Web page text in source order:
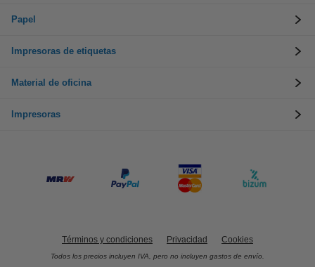
Papel
Impresoras de etiquetas
Material de oficina
Impresoras
Términos y condiciones Privacidad Cookies
Todos los precios incluyen IVA, pero no incluyen gastos de envío.